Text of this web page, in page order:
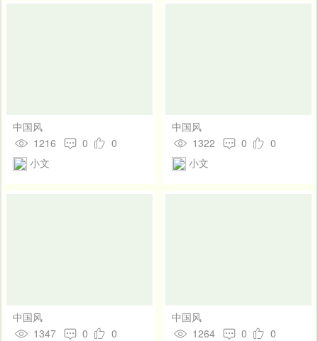
中国风
1216
0
0
小文
中国风
1322
0
0
小文
中国风
1347
0
0
中国风
1264
0
0